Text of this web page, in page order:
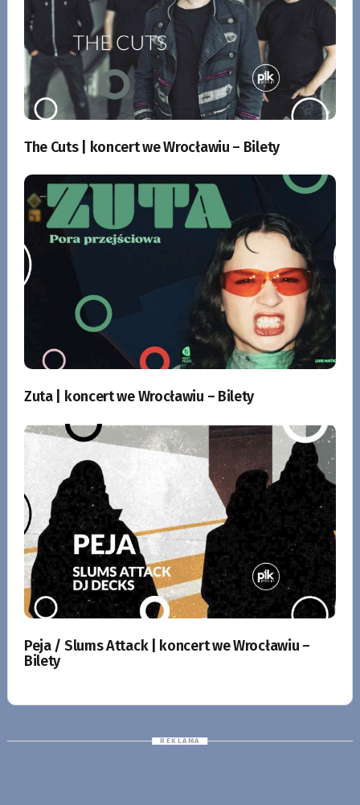
The Cuts | koncert we Wrocławiu – Bilety
Zuta | koncert we Wrocławiu – Bilety
Peja / Slums Attack | koncert we Wrocławiu –
Bilety